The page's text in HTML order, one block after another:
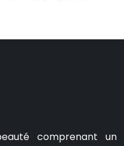
comprenant un